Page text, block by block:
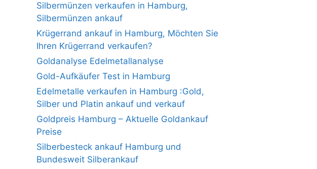
Silbermünzen verkaufen in Hamburg,
Silbermünzen ankauf
Krügerrand ankauf in Hamburg, Möchten Sie
Ihren Krügerrand verkaufen?
Goldanalyse Edelmetallanalyse
Gold-Aufkäufer Test in Hamburg
Edelmetalle verkaufen in Hamburg :Gold,
Silber und Platin ankauf und verkauf
Goldpreis Hamburg – Aktuelle Goldankauf
Preise
Silberbesteck ankauf Hamburg und
Bundesweit Silberankauf